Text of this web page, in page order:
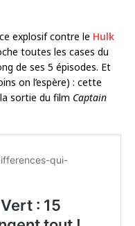
explosif contre le Hulk
toutes les cases du
de ses 5 épisodes. Et
on l’espère) : cette
sortie du film Captain